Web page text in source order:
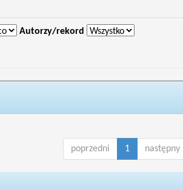
Autorzy/rekord
poprzedni 1 następny